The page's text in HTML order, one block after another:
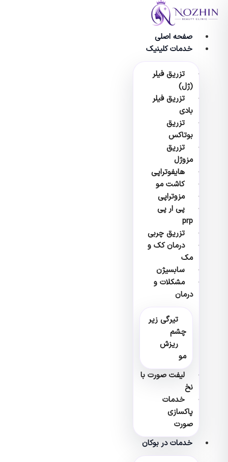
صفحه اصلی
خدمات کلینیک
تزریق فیلر
(ژل)
تزریق فیلر
بادی
تزریق
بوتاکس
تزریق
مزوژل
هایفوتراپی
کاشت مو
مزوتراپی
پی ار پی
تزریق چربی
درمان کک و
مک
سابسیژن
مشکلات و
درمان
تیرگی زیر
چشم
ریزش
لیفت صورت با
خدمات
پاکسازی
صورت
خدمات در بوکان